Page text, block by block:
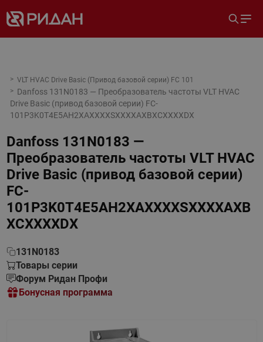
VLT HVAC Drive Basic (Привод базовой серии) FC 101
Danfoss 131N0183 — Преобразователь частоты VLT HVAC
Drive Basic (привод базовой серии) FC-
101P3K0T4E5AH2XAXXXXSXXXXAXBXCXXXXDX
Danfoss 131N0183 —
Преобразователь частоты VLT HVAC
Drive Basic (привод базовой серии)
FC-
101P3K0T4E5AH2XAXXXXSXXXXAXB
XCXXXXDX
131N0183
Товары серии
Форум Ридан Профи
Бонусная программа